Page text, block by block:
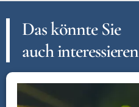
Das könnte Sie
auch interessieren